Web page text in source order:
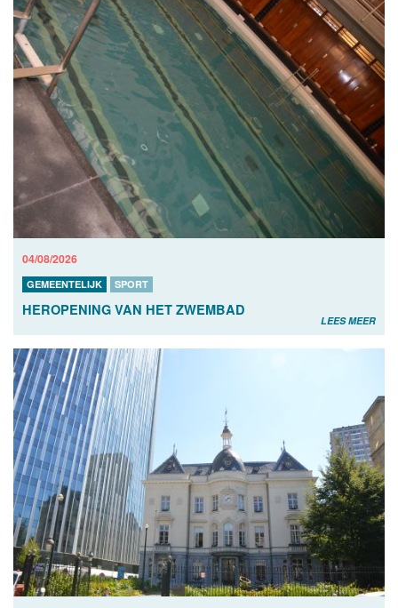
04/08/2026
GEMEENTELIJK SPORT
HEROPENING VAN HET ZWEMBAD
LEES MEER